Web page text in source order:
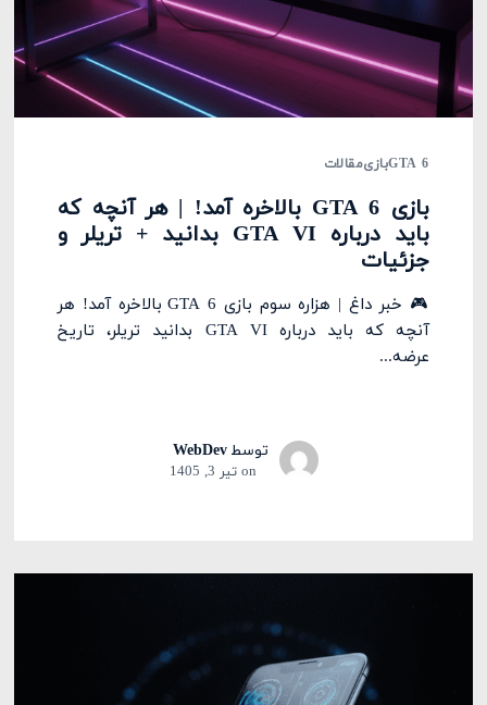
GTA 6بازیمقالات
بازی GTA 6 بالاخره آمد! | هر آنچه که
باید درباره GTA VI بدانید + تریلر و
جزئیات
🎮 خبر داغ | هزاره سوم بازی GTA 6 بالاخره آمد! هر
آنچه که باید درباره GTA VI بدانید تریلر، تاریخ
عرضه...
توسطWebDev
on تیر 3, 1405